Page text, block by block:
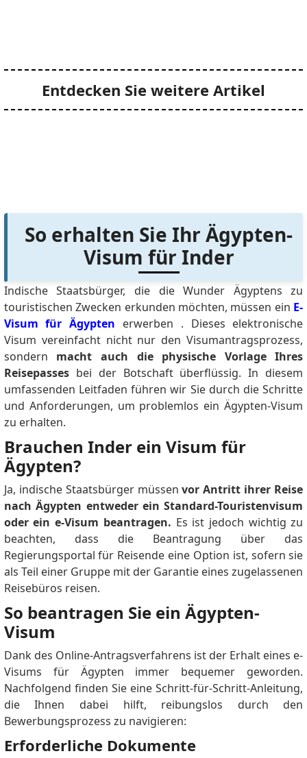
Entdecken Sie weitere Artikel
So erhalten Sie Ihr Ägypten-
Visum für Inder
Indische Staatsbürger, die die Wunder Ägyptens zu
touristischen Zwecken erkunden möchten, müssen ein E-
Visum für Ägypten erwerben . Dieses elektronische
Visum vereinfacht nicht nur den Visumantragsprozess,
sondern macht auch die physische Vorlage Ihres
Reisepassesbei der Botschaft überflüssig.In diesem
umfassenden Leitfaden führen wir Sie durch die Schritte
und Anforderungen, um problemlos ein Ägypten-Visum
zu erhalten.
Brauchen Inder ein Visum für
Ägypten?
Ja, indische Staatsbürger müssenvor Antritt ihrer Reise
nach Ägypten entweder ein Standard-Touristenvisum
oder ein e-Visum beantragen. Es ist jedoch wichtig zu
beachten, dass die Beantragung über das
Regierungsportal für Reisende eine Option ist, sofern sie
als Teil einer Gruppe mit der Garantie eines zugelassenen
Reisebüros reisen.
So beantragen Sie ein Ägypten-
Visum
Dank des Online-Antragsverfahrens ist der Erhalt eines e-
Visums für Ägypten immer bequemer geworden.
Nachfolgend finden Sie eine Schritt-für-Schritt-Anleitung,
die Ihnen dabei hilft, reibungslos durch den
Bewerbungsprozess zu navigieren:
Erforderliche Dokumente